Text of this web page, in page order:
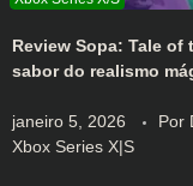
Review Sopa: Tale of
sabor do realismo
janeiro 5, 2026 Por
Xbox Series X|S